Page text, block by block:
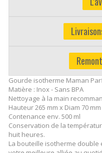
Gourde isotherme Maman
Matière : Inox - Sans BPA
Nettoyage à la main
Hauteur 265 mm x Diam 70 mm
Contenance env. 500 ml
Conservation de la
huit heures.
La bouteille isotherme